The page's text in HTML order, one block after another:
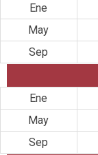
Ene
May
Sep
Ene
May
Sep